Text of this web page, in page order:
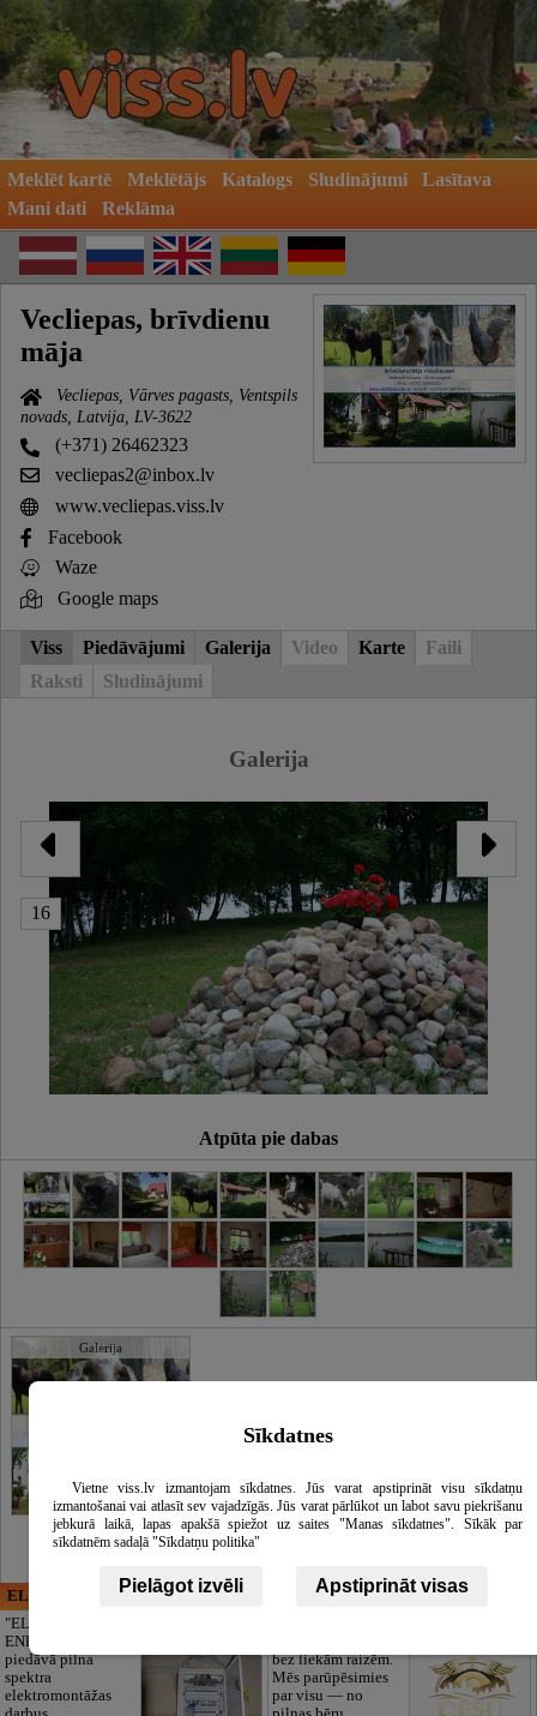
Meklēt kartē Meklētājs Katalogs Sludinājumi
Lasītava
Mani dati
Reklāma
Vecliepas, brīvdienu
māja
Vecliepas, Vārves pagasts, Ventspils
novads, Latvija, LV-3622
(+371) 26462323
vecliepas2@inbox.lv
www.vecliepas.viss.lv
Facebook
Waze
Google maps
Viss Piedāvājumi Galerija Video Karte
Faili
Raksti
Sludinājumi
Galerija
16
Atpūta pie dabas
Galerija
ELECTRIC ENERGY
"ELECTRIC
ENERGY Kandava"
piedāvā pilna
spektra
elektromontāžas
CĒSU APBEDĪŠANAS
bez liekām raizēm.
Mēs parūpēsimies
par visu — no
Sīkdatnes
Vietne viss.lv izmantojam sīkdatnes. Jūs varat apstiprināt visu sīkdatņu
izmantošanai vai atlasīt sev vajadzīgās. Jūs varat pārlūkot un labot savu piekrišanu
jebkurā laikā, lapas apakšā spiežot uz saites "Manas sīkdatnes". Sīkāk par
sīkdatnēm sadaļā "Sīkdatņu politika"
Pielāgot izvēli Apstiprināt visas